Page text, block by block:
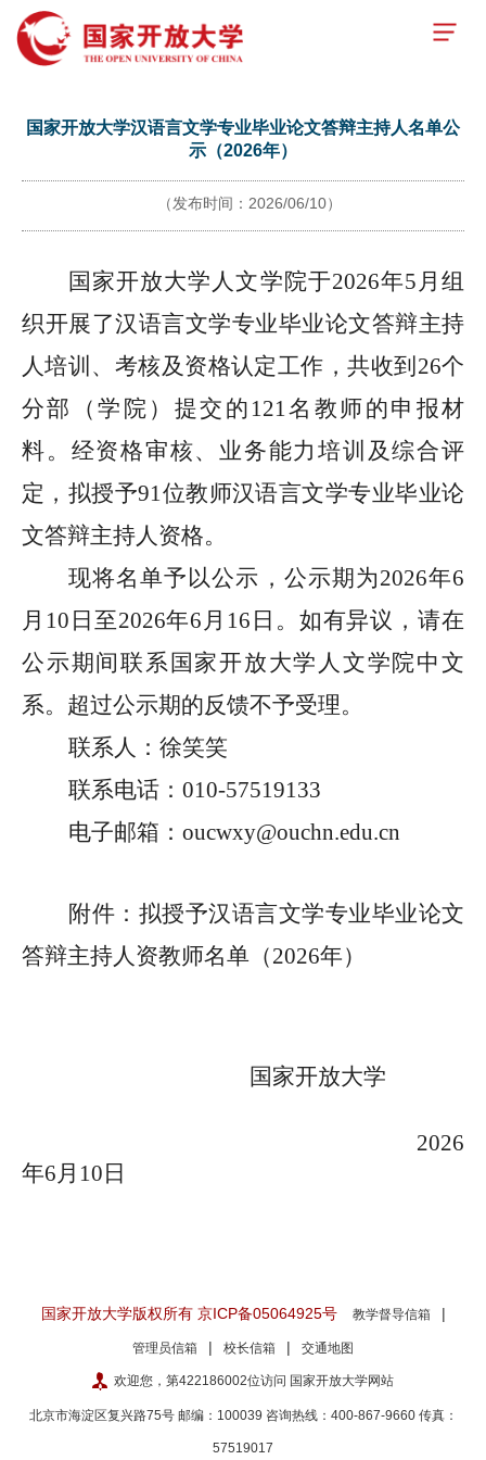
国家开放大学汉语言文学专业毕业论文答辩主持人名单公
示（2026年）
（发布时间：2026/06/10）
国家开放大学人文学院于2026年5 月组
织开展了汉语言文学专业毕业论文答辩主持
人培训、考核及资格认定工作，共收到 26个
分部（学院）提交的 121名教师的申报材
料。经资格审核、业务能力培训及综合评
定，拟授予91位教师汉语言文学专业毕业论
文答辩主持人资格。
现将名单予以公示，公示期为2026年6
月 10 日至2026年6 月 16 日。如有异议，请在
公示期间联系国家开放大学人文学院中文
系。超过公示期的反馈不予受理。
联系人：徐笑笑
联系电话： 010-57519133
电子邮箱： oucwxy@ouchn.edu.cn
附件： 拟授予汉语言文学专业毕业论文
答辩主持人资教师名单（2026年）
国家开放大学
2026
年6月 10 日
国家开放大学版权所有 京ICP备05064925号 教学督导信箱 |
管理员信箱 | 校长信箱 | 交通地图
欢迎您，第422186002位访问 国家开放大学网站
北京市海淀区复兴路75号 邮编：100039 咨询热线：400-867-9660 传真：
57519017